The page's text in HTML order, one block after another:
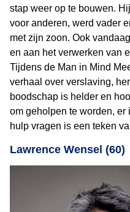
stap weer op te bouwen.
voor anderen, werd vader
met zijn zoon. Ook
en aan het verwerken van
Tijdens de Man in Mind
verhaal over verslaving,
boodschap is helder en
om geholpen te worden,
hulp vragen is een teken
Lawrence Wensel (60)